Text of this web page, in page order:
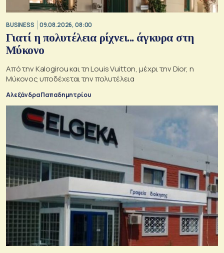
BUSINESS 09.08.2026, 08:00
Γιατί η πολυτέλεια ρίχνει... άγκυρα στη
Μύκονο
Από την Kalogirou και τη Louis Vuitton, μέχρι την Dior, η
Μύκονος υποδέχεται την πολυτέλεια
Αλεξάνδρα Παπαδημητρίου